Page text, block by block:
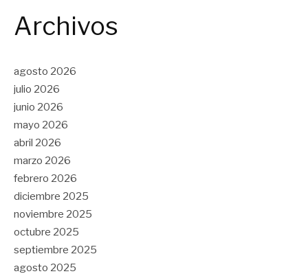
Archivos
agosto 2026
julio 2026
junio 2026
mayo 2026
abril 2026
marzo 2026
febrero 2026
diciembre 2025
noviembre 2025
octubre 2025
septiembre 2025
agosto 2025